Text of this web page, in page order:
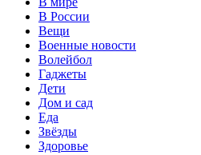
В России
Вещи
Военные новости
Волейбол
Гаджеты
Дети
Дом и сад
Еда
Звёзды
Здоровье